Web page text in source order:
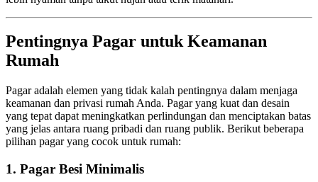
Pentingnya Pagar untuk Keamanan
Rumah
Pagar adalah elemen yang tidak kalah pentingnya dalam menjaga
keamanan dan privasi rumah Anda. Pagar yang kuat dan desain
yang tepat dapat meningkatkan perlindungan dan menciptakan batas
yang jelas antara ruang pribadi dan ruang publik. Berikut beberapa
pilihan pagar yang cocok untuk rumah:
1. Pagar Besi Minimalis